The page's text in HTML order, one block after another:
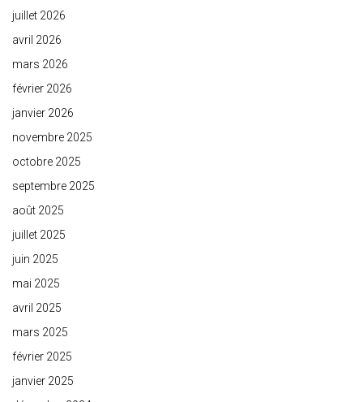
juillet 2026
avril 2026
mars 2026
février 2026
janvier 2026
novembre 2025
octobre 2025
septembre 2025
août 2025
juillet 2025
juin 2025
mai 2025
avril 2025
mars 2025
février 2025
janvier 2025